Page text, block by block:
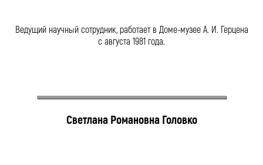
Ведущий научный сотрудник, работает в Доме-музее А. И. Герцена
с августа 1981 года.
Светлана Романовна Головко